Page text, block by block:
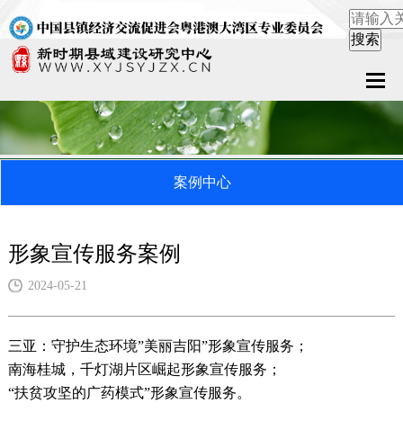
关于中心
案例中心
在线留言
案例中心
形象宣传服务案例
2024-05-21
三亚：守护生态环境”美丽吉阳”形象宣传服务；
南海桂城，千灯湖片区崛起形象宣传服务；
“扶贫攻坚的广药模式”形象宣传服务。